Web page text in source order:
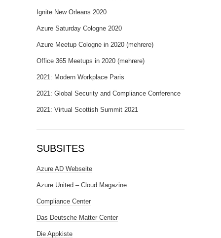
Ignite New Orleans 2020
Azure Saturday Cologne 2020
Azure Meetup Cologne in 2020 (mehrere)
Office 365 Meetups in 2020 (mehrere)
2021: Modern Workplace Paris
2021: Global Security and Compliance Conference
2021: Virtual Scottish Summit 2021
SUBSITES
Azure AD Webseite
Azure United – Cloud Magazine
Compliance Center
Das Deutsche Matter Center
Die Appkiste